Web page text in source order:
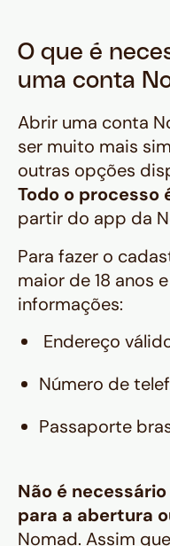
O que é
uma conta
Abrir uma conta
ser muito mais
outras opções
Todo o processo
partir do app da
Para fazer o
maior de 18 anos
informações:
Endereço
Número de
Passaporte
Não é
para a abertura
Nomad. Assim